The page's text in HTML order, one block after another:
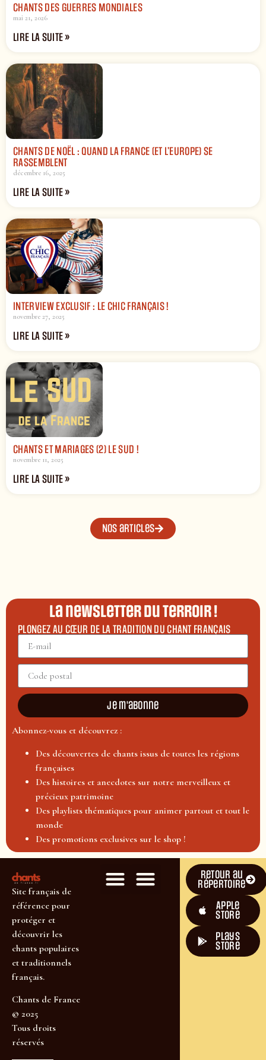
CHANTS DES GUERRES MONDIALES
mai 21, 2026
LIRE LA SUITE »
CHANTS DE NOËL : QUAND LA FRANCE (ET L’EUROPE) SE
RASSEMBLENT
décembre 16, 2025
LIRE LA SUITE »
INTERVIEW EXCLUSIF : LE CHIC FRANÇAIS !
novembre 27, 2025
LIRE LA SUITE »
CHANTS ET MARIAGES (2) LE SUD !
novembre 11, 2025
LIRE LA SUITE »
Nos articles
La newsletter du terroir !
PLONGEZ AU CŒUR DE LA TRADITION DU CHANT FRANÇAIS
Je m'abonne
Abonnez-vous et découvrez :
Des découvertes de chants issus de toutes les régions
françaises
Des histoires et anecdotes sur notre merveilleux et
précieux patrimoine
Des playlists thématiques pour animer partout et tout le
monde
Des promotions exclusives sur le shop !
Site français de
référence pour
protéger et
découvrir les
chants populaires
et traditionnels
français.
Chants de France
© 2025
Tous droits
réservés
Retour au
répertoire
Apple
Store
plays
store